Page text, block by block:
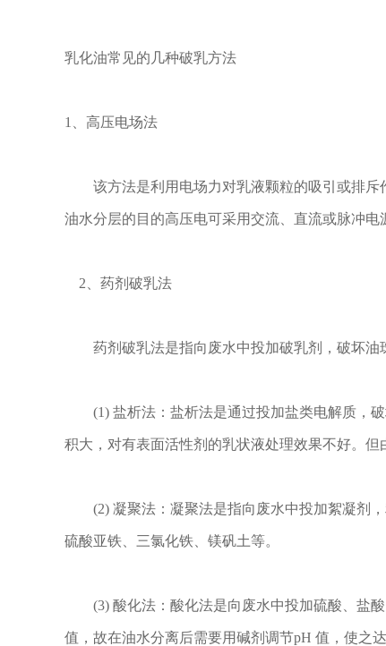
乳化油常见的几种破乳方法
1、高压电场法
该方法是利用电场力对乳液颗粒的吸引或排斥
油水分层的目的高压电可采用交流、直流或脉冲电
2、药剂破乳法
药剂破乳法是指向废水中投加破乳剂，破坏油
(1) 盐析法：盐析法是通过投加盐类电解质，破
积大，对有表面活性剂的乳状液处理效果不好。
(2) 凝聚法：凝聚法是指向废水中投加絮凝剂，
硫酸亚铁、三氯化铁、镁矾土等。
(3) 酸化法：酸化法是向废水中投加硫酸、盐酸
值，故在油水分离后需要用碱剂调节pH 值，使之达